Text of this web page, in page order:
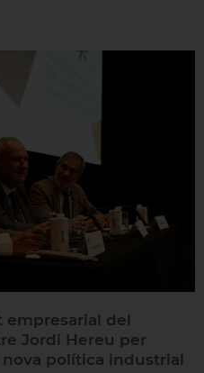
empresarial del
Jordi Hereu per
política industrial